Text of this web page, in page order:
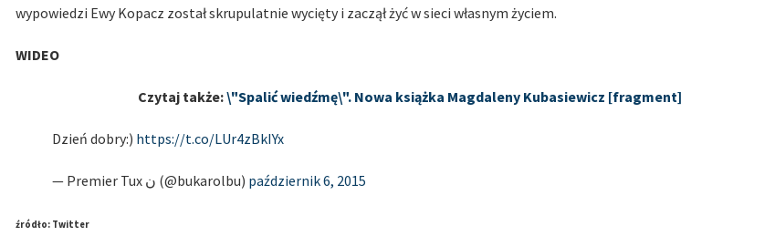
wypowiedzi Ewy Kopacz został skrupulatnie wycięty i zaczął żyć w sieci własnym życiem.
WIDEO
Czytaj także:\"Spalić wiedźmę\". Nowa książka Magdaleny Kubasiewicz [fragment]
Dzień dobry:) https://t.co/LUr4zBkIYx
— Premier Tux ن (@bukarolbu) październik 6, 2015
źródło: Twitter